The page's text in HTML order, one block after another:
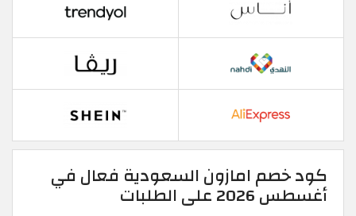
كود خصم امازون السعودية فعال في
أغسطس 2026 على الطلبات